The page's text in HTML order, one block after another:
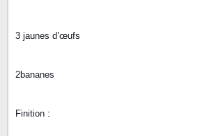
3 jaunes d’œufs
2bananes
Finition :